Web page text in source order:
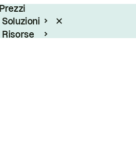
Prezzi
Soluzioni
Risorse